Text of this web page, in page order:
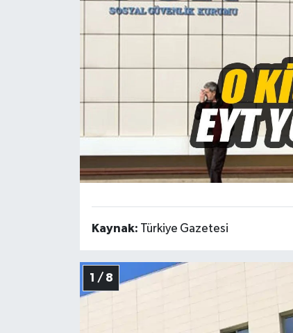
Kaynak: Türkiye Gazetesi
1 / 8